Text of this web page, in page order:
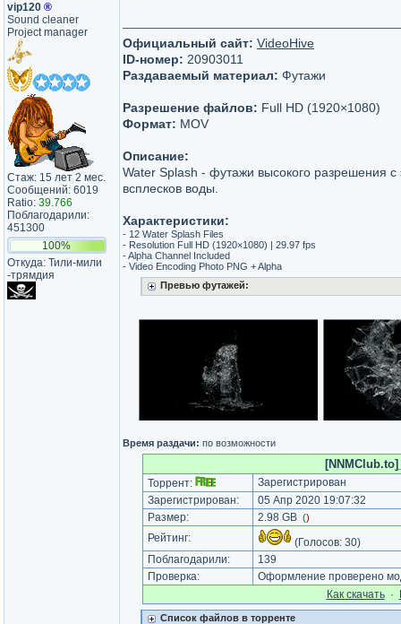
vip120 ®
Sound cleaner
Project manager
Стаж: 15 лет 2 мес.
Сообщений: 6019
Ratio: 39.766
Поблагодарили:
451300
100%
Откуда: Тили-мили​
-трямдия​
Официальный сайт: VideoHive
ID-номер: 20903011
Раздаваемый материал: Футажи
Разрешение файлов: Full HD (1920×1080)
Формат: MOV
Описание:
Water Splash - футажи высокого разрешения
всплесков воды.
Характеристики:
- 12 Water Splash Files
- Resolution Full HD (1920×1080) | 29.97 fps
- Alpha Channel Included
- Video Encoding Photo PNG + Alpha
Превью футажей:
Время раздачи: по возможности
Торрент:
Зарегистрирован
Зарегистрирован:
05 Апр 2020 19:07:32
Размер:
2.98 GB ()
Рейтинг: (Голосов: 30)
Поблагодарили:
139
Проверка:
Оформление проверено
Как cкачать·
Список файлов в торренте